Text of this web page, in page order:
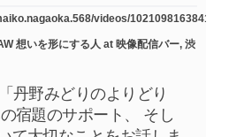
videos/
想いを形にする人 at 映像配信バー, 渋
丹野みどりのよりどり
宿題のサポート、 そし